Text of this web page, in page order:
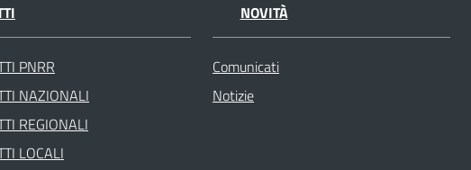
PNRR
NAZIONALI
REGIONALI
LOCALI
NOVITÀ
Comunicati
Notizie